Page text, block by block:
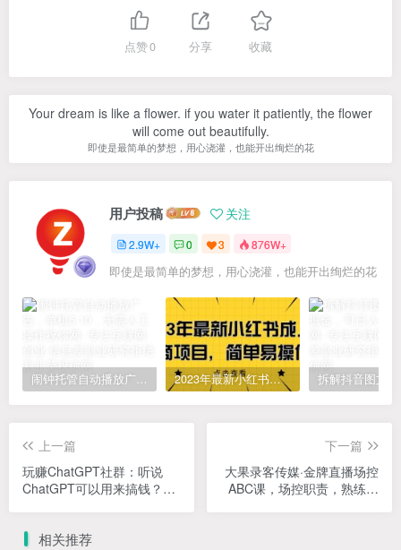
点赞0 分享 收藏
Your dream is like a flower. if you water it patiently, the flower
will come out beautifully.
即使是最简单的梦想，用心浇灌，也能开出绚烂的花
用户投稿 关注
2.9W+ 0 3 876W+
即使是最简单的梦想，用心浇灌，也能开出绚烂的花
闹钟托管自动播放广告，单机5-10，无需人工操作 2023年最新小红书成人电商项目，简单易操作【详细教程】
上一篇
玩赚ChatGPT社群：听说
ChatGPT可以用来搞钱？从
下一篇
大果录客传媒·金牌直播场控
ABC课，场控职责，熟练中
相关推荐